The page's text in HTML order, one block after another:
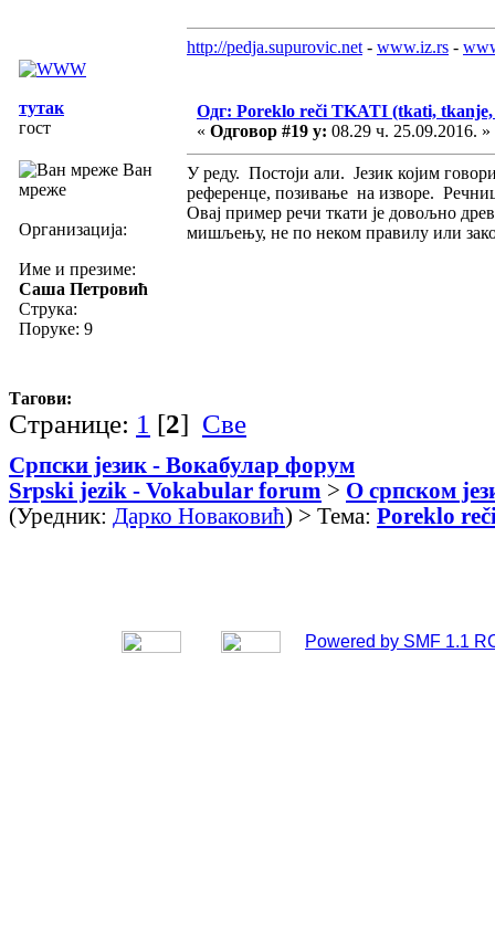
http://pedja.supurovic.net - www.iz.rs -
тутак
гост
Ван
мреже
Организација:
Име и презиме:
Саша Петровић
Струка:
Поруке: 9
Одг: Poreklo reči TKATI (tkati,
« Одговор #19 у: 08.29 ч. 25.09.2016. »
У реду. Постоји али. Језик којим
референце, позивање на изворе.
Овај пример речи ткати је довољно
мишљењу, не по неком правилу или
Тагови:
Странице: 1 [2] Све
Српски језик - Вокабулар форум
Srpski jezik - Vokabular forum > О српском
(Уредник: Дарко Новаковић) > Тема: Poreklo
Powered by SMF 1.1